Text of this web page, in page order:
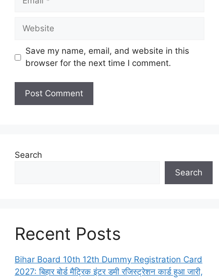
Website
Save my name, email, and website in this
browser for the next time I comment.
Search
Search
Recent Posts
Bihar Board 10th 12th Dummy Registration Card
2027: बिहार बोर्ड मैट्रिक इंटर डमी रजिस्ट्रेशन कार्ड हुआ जारी,